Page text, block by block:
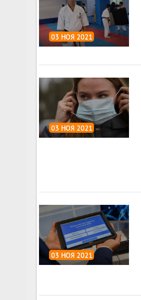
03 НОЯ 2021
03 НОЯ 2021
03 НОЯ 2021